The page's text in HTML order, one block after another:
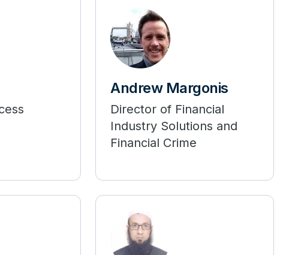
Andrew Margonis
Director of Financial
Industry Solutions and
Financial Crime